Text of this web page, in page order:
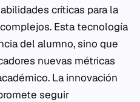
críticas para la
Esta tecnología
del alumno, sino que
nuevas métricas
La innovación
seguir